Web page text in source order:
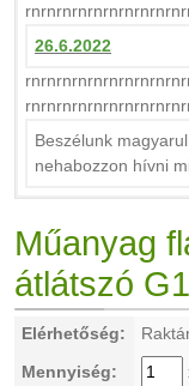
26.6.2022
Beszélunk
nehabozzon hívni
Műanyag
átlátszó
Elérhetőség:
Mennyiség: